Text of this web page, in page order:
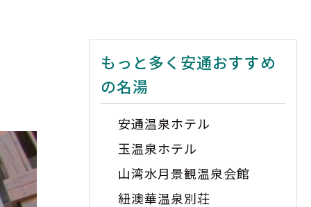
もっと多く安通おすすめ
の名湯
安通温泉ホテル
玉温泉ホテル
山湾水月景観温泉会館
紐澳華温泉別荘